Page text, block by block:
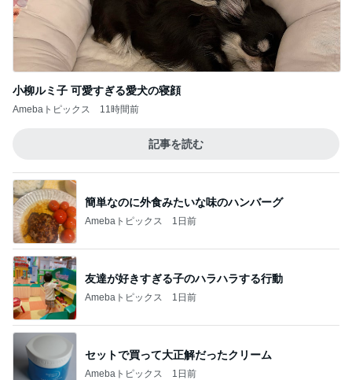
小柳ルミ子 可愛すぎる愛犬の寝顔
Amebaトピックス 11時間前
記事を読む
簡単なのに外食みたいな味のハンバーグ
Amebaトピックス 1日前
友達が好きすぎる子のハラハラする行動
Amebaトピックス 1日前
セットで買って大正解だったクリーム
Amebaトピックス 1日前